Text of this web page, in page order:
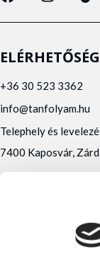
+36 30 523 3362
info@tanfolyam.hu
Telephely és
7400 Kaposvár,
Felnőttképző
Felnőttképző